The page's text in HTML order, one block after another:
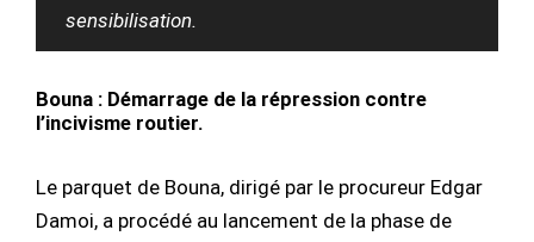
sensibilisation.
Bouna : Démarrage de la répression contre
l’incivisme routier.
Le parquet de Bouna, dirigé par le procureur Edgar
Damoi, a procédé au lancement de la phase de